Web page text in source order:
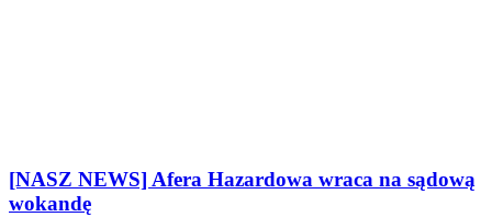
[NASZ NEWS] Afera Hazardowa wraca na sądową
wokandę